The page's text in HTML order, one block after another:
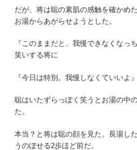
だが、将は聡の素肌の感触を確かめ
お湯からあがらせようとした。
『このままだと、我慢できなくなっ
笑いする将に
『今日は特別。我慢しなくていいよ』
聡はいたずらっぽく笑うとお湯の中
た。
本当？と将は聡の顔を見た。長湯し
うのぼせる2歩ほど前だ。